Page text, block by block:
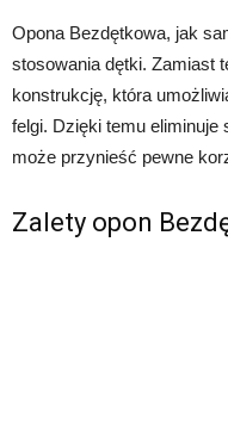
Opona Bezdętkowa, jak
stosowania dętki. Zamiast
konstrukcję, która
felgi. Dzięki temu eliminuje
może przynieść pewne
Zalety opon